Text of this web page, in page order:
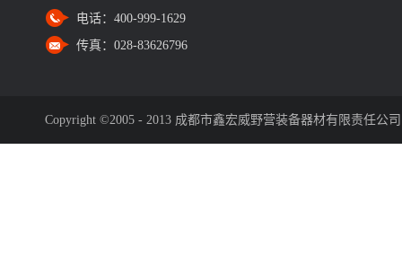
电话： 400-999-1629
传真： 028-83626796
Copyright ©2005 - 2013 成都市鑫宏威野营装备器材有限责任公司